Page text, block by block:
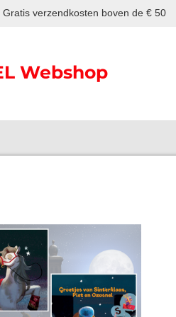
Gratis verzendkosten boven de € 50
Webshop